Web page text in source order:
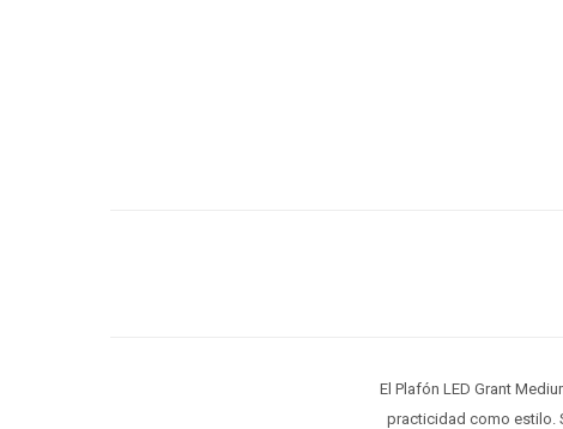
El Plafón LED Grant
practicidad como estilo.